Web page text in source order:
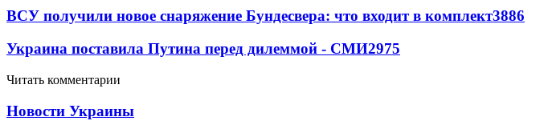
ВСУ получили новое снаряжение Бундесвера: что входит в комплект3886
Украина поставила Путина перед дилеммой - СМИ2975
Читать комментарии
Новости Украины